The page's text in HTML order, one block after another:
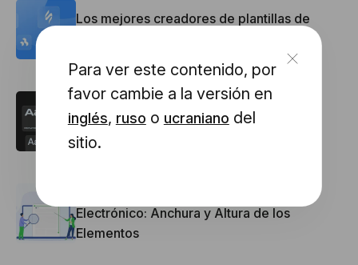
Para ver este contenido, por
favor cambie a la versión en
inglés, ruso o ucraniano del
sitio.
Los mejores creadores de plantillas de
Las mejores fuentes para Correos
electrónicos: Trucos y consejos de uso
Electrónico: Anchura y Altura de los
Elementos